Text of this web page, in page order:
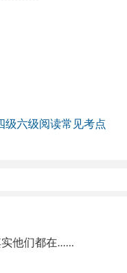
级六级阅读常见考点
他们都在......